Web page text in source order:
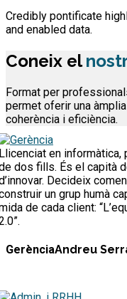
Credibly pontificate
and enabled data.
Coneix el
Format per
permet oferir una
coherència i eficiència.
en informàtica,
dos fills. És el capità
Decideix
un grup humà
de cada client:
GerènciaAndreu